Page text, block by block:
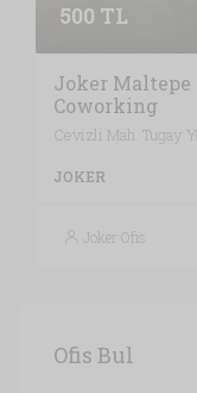
500 TL
Joker Maltepe
Coworking
JOKER
Joker Ofis
Ofis Bul